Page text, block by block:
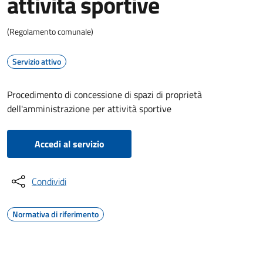
(Regolamento comunale)
Servizio attivo
Procedimento di concessione di spazi di proprietà
dell'amministrazione per attività sportive
Accedi al servizio
Condividi
Normativa di riferimento